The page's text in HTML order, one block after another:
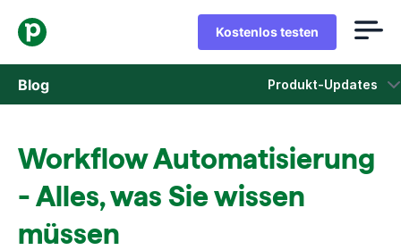
Kostenlos testen
Blog Produkt-Updates
Marketing
Produkt-Updates
Workflow Automatisierung
- Alles, was Sie wissen
müssen